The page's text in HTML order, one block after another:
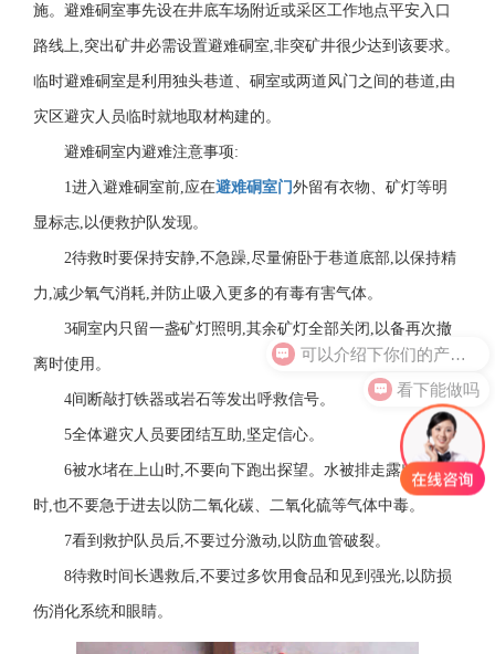
施。避难硐室事先设在井底车场附近或采区工作地点平安入口
路线上,突出矿井必需设置避难硐室,非突矿井很少达到该要求。
临时避难硐室是利用独头巷道、硐室或两道风门之间的巷道,由
灾区避灾人员临时就地取材构建的。
避难硐室内避难注意事项:
1进入避难硐室前,应在避难硐室门外留有衣物、矿灯等明
显标志,以便救护队发现。
2待救时要保持安静,不急躁,尽量俯卧于巷道底部,以保持精
力,减少氧气消耗,并防止吸入更多的有毒有害气体。
3硐室内只留一盏矿灯照明,其余矿灯全部关闭,以备再次撤
离时使用。
4间断敲打铁器或岩石等发出呼救信号。
5全体避灾人员要团结互助,坚定信心。
6被水堵在上山时,不要向下跑出探望。水被排走露出棚顶
时,也不要急于进去以防二氧化碳、二氧化硫等气体中毒。
7看到救护队员后,不要过分激动,以防血管破裂。
8待救时间长遇救后,不要过多饮用食品和见到强光,以防损
伤消化系统和眼睛。
可以介绍下你们的产品么？
看下能做吗